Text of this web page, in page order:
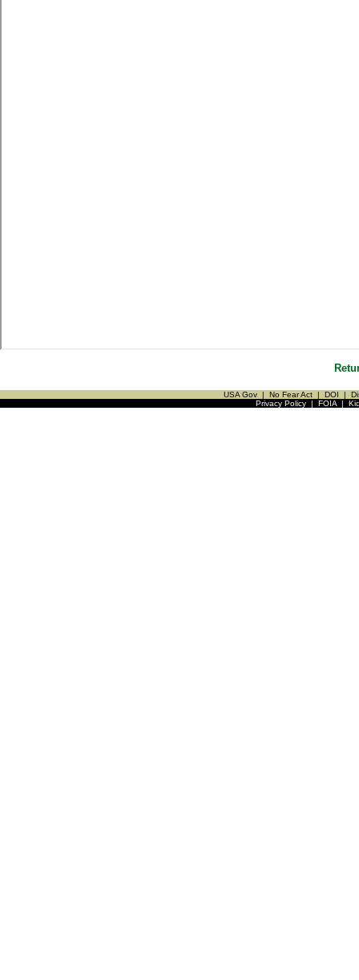
USA Gov | No Fear Act | DOI |
Privacy Policy| FOIA|